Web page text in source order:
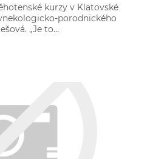
kurzy v Klatovské
porodnického
„Je to...